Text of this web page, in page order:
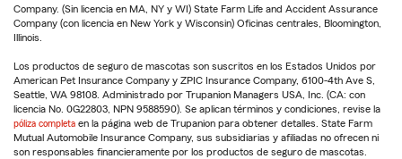
Company. (Sin licencia en MA, NY y WI) State Farm Life and Accident Assurance
Company (con licencia en New York y Wisconsin) Oficinas centrales, Bloomington,
Illinois.
Los productos de seguro de mascotas son suscritos en los Estados Unidos por
American Pet Insurance Company y ZPIC Insurance Company, 6100-4th Ave S,
Seattle, WA 98108. Administrado por Trupanion Managers USA, Inc. (CA: con
licencia No. 0G22803, NPN 9588590). Se aplican términos y condiciones, revise la
póliza completa en la página web de Trupanion para obtener detalles. State Farm
Mutual Automobile Insurance Company, sus subsidiarias y afiliadas no ofrecen ni
son responsables financieramente por los productos de seguro de mascotas.